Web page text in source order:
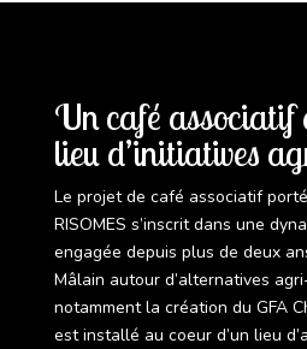
Un café associatif
lieu d’initiatives
Le projet de café associatif
RISOMES s’inscrit dans une
engagée depuis plus de deux
Mâlain autour d’alternatives
notamment la création du GFA
est installé au coeur d’un lieu